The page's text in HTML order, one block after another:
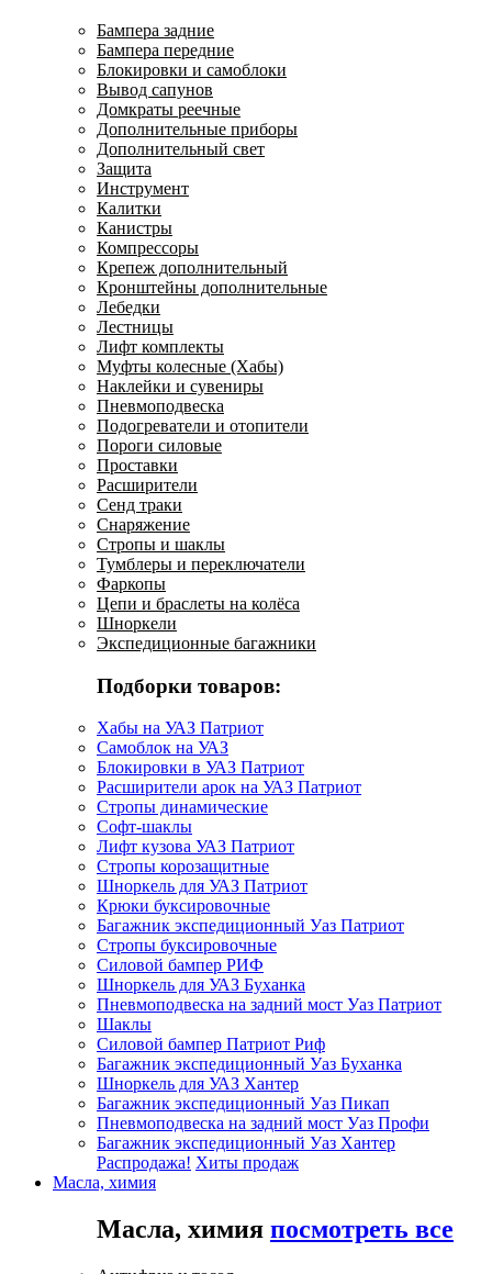
Бампера задние
Бампера передние
Блокировки и самоблоки
Вывод сапунов
Домкраты реечные
Дополнительные приборы
Дополнительный свет
Защита
Инструмент
Калитки
Канистры
Компрессоры
Крепеж дополнительный
Кронштейны дополнительные
Лебедки
Лестницы
Лифт комплекты
Муфты колесные (Хабы)
Наклейки и сувениры
Пневмоподвеска
Подогреватели и отопители
Пороги силовые
Проставки
Расширители
Сенд траки
Снаряжение
Стропы и шаклы
Тумблеры и переключатели
Фаркопы
Цепи и браслеты на колёса
Шноркели
Экспедиционные багажники
Подборки товаров:
Хабы на УАЗ Патриот
Самоблок на УАЗ
Блокировки в УАЗ Патриот
Расширители арок на УАЗ Патриот
Стропы динамические
Софт-шаклы
Лифт кузова УАЗ Патриот
Стропы корозащитные
Шноркель для УАЗ Патриот
Крюки буксировочные
Багажник экспедиционный Уаз Патриот
Стропы буксировочные
Силовой бампер РИФ
Шноркель для УАЗ Буханка
Пневмоподвеска на задний мост Уаз Патриот
Шаклы
Силовой бампер Патриот Риф
Багажник экспедиционный Уаз Буханка
Шноркель для УАЗ Хантер
Багажник экспедиционный Уаз Пикап
Пневмоподвеска на задний мост Уаз Профи
Багажник экспедиционный Уаз Хантер
Распродажа! Хиты продаж
Масла, химия
Масла, химия посмотреть все